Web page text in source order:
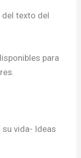
texto del
para
vida- Ideas